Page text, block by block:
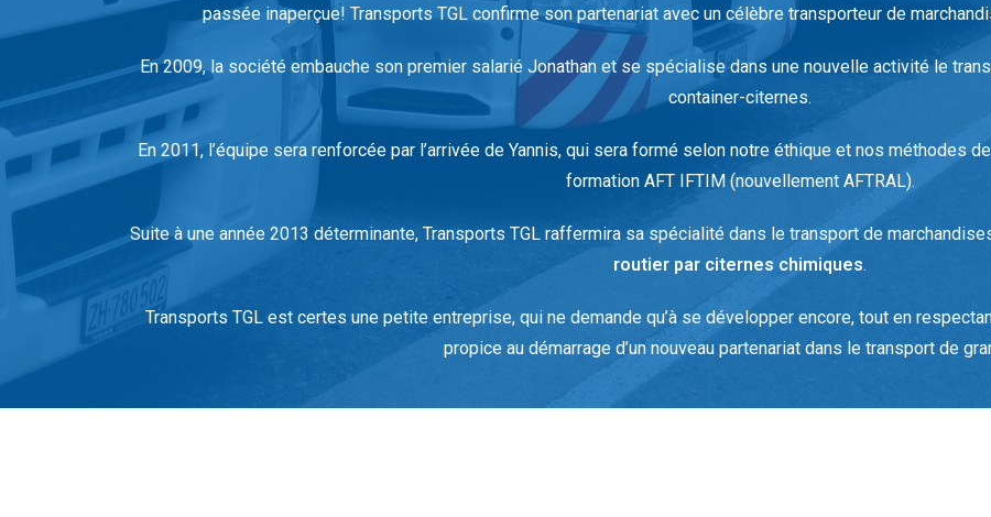
passée inaperçue! Transports TGL confirme son partenariat avec un célèbre transporteur de
En 2009, la société embauche son premier salarié Jonathan et se spécialise dans une nouvelle activité le
container-citernes.
En 2011, l’équipe sera renforcée par l’arrivée de Yannis, qui sera formé selon notre éthique et nos méthodes
formation AFT IFTIM (nouvellement AFTRAL).
Suite à une année 2013 déterminante, Transports TGL raffermira sa spécialité dans le transport de
routier par citernes chimiques.
Transports TGL est certes une petite entreprise, qui ne demande qu’à se développer encore, tout en
propice au démarrage d’un nouveau partenariat dans le transport de